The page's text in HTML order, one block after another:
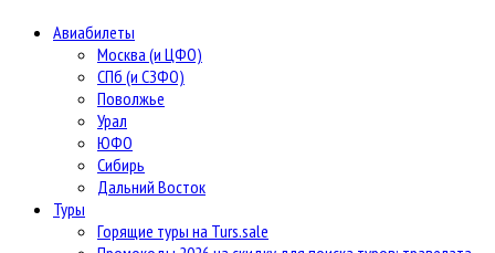
Авиабилеты
Москва (и ЦФО)
СПб (и СЗФО)
Поволжье
Урал
ЮФО
Сибирь
Дальний Восток
Туры
Горящие туры на Turs.sale